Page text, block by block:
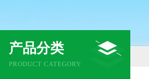
产品分类
PRODUCT CATEGORY